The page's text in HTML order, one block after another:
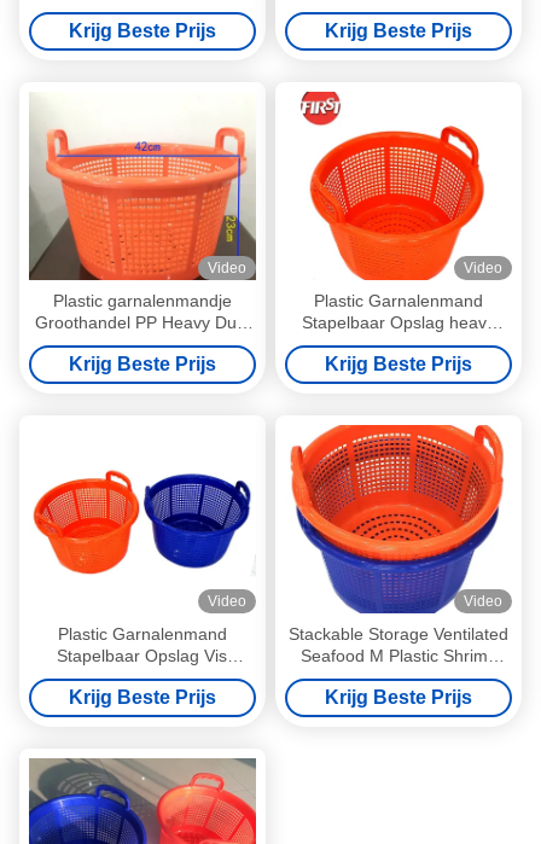
Krijg Beste Prijs
Groenten Vis Plastic
Wasmand
Krijg Beste Prijs
Video
Plastic garnalenmandje
Groothandel PP Heavy Duty
Mesh mandje
Zeevruchtenopslag
Stapelbaar Geventileerd
Krijg Beste Prijs
Video
Plastic Garnalenmand
Stapelbaar Opslag heavy
duty mesh ventilatie
Maatwerk plastic krat
Krijg Beste Prijs
Video
Plastic Garnalenmand
Stapelbaar Opslag Vis
Zeevruchten Markt Mand
Aquacultuur Container
Krijg Beste Prijs
Video
Stackable Storage Ventilated
Seafood M Plastic Shrimp
Basket With Handle
Krijg Beste Prijs